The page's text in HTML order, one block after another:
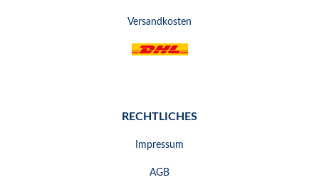
Versandkosten
RECHTLICHES
Impressum
AGB